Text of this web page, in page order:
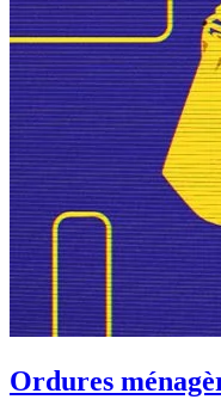
Ordures